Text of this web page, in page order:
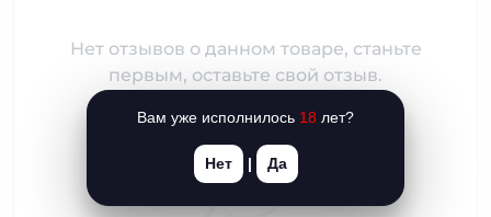
Нет отзывов о данном товаре, станьте
первым, оставьте свой отзыв.
Вам уже исполнилось 18 лет?
Нет | Да